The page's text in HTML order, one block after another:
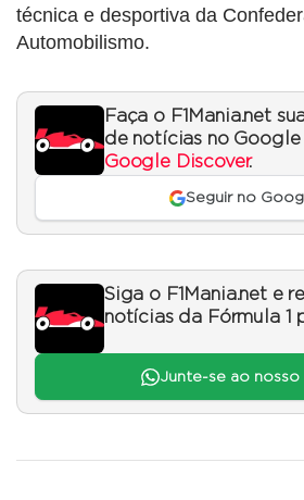
técnica e desportiva da
Automobilismo.
Faça o F1Mania.net
de notícias no Google
Google Discover.
Seguir no
Siga o F1Mania.net e
notícias da Fórmula 1
Junte-se ao nosso